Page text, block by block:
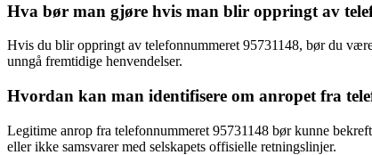
Hva bør man gjøre hvis man blir oppringt av
Hvis du blir oppringt av telefonnummeret 95731148, bør du
unngå fremtidige henvendelser.
Hvordan kan man identifisere om anropet fra
Legitime anrop fra telefonnummeret 95731148 bør kunne
eller ikke samsvarer med selskapets offisielle retningslinjer.